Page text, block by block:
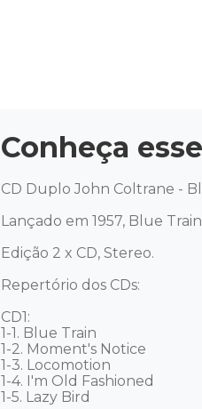
Conheça
CD Duplo John Coltrane -
Lançado em 1957, Blue
Edição 2 x CD, Stereo.
Repertório dos CDs:
CD1:
1-1. Blue Train
1-2. Moment's Notice
1-3. Locomotion
1-4. I'm Old Fashioned
1-5. Lazy Bird